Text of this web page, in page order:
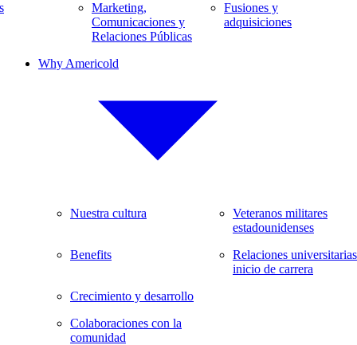
Marketing,
Comunicaciones y
Relaciones Públicas
Fusiones y
adquisiciones
Why Americold
Nuestra cultura
Benefits
Crecimiento y desarrollo
Colaboraciones con la
comunidad
Veteranos militares
estadounidenses
Relaciones
inicio de carrera